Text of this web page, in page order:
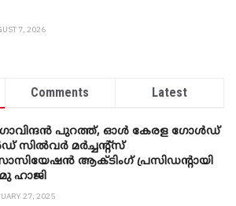
7, 2026
Comments Latest
പുറത്ത്, ഓൾ കേരള ഗോൾഡ്
സിൽവർ മർച്ചന്റ്സ്
ആക്ടിംഗ് പ്രസിഡന്റായി
ഹാജി
27, 2025